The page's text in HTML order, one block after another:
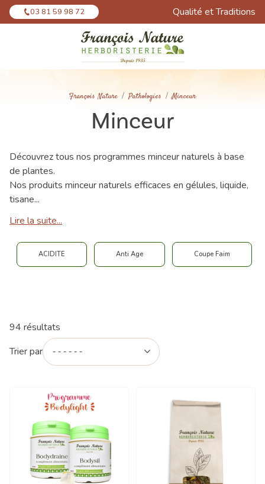
03 81 59 98 72 Qualité et Traditions
François Nature Pathologies Minceur
Minceur
Découvrez tous nos programmes minceur naturels à base
de plantes.
Nos produits minceur naturels efficaces en gélules, liquide,
tisane...
Lire la suite...
ACIDITE Anti Age Coupe Faim
94 résultats
Trier par
Panneau de gestion des cookies